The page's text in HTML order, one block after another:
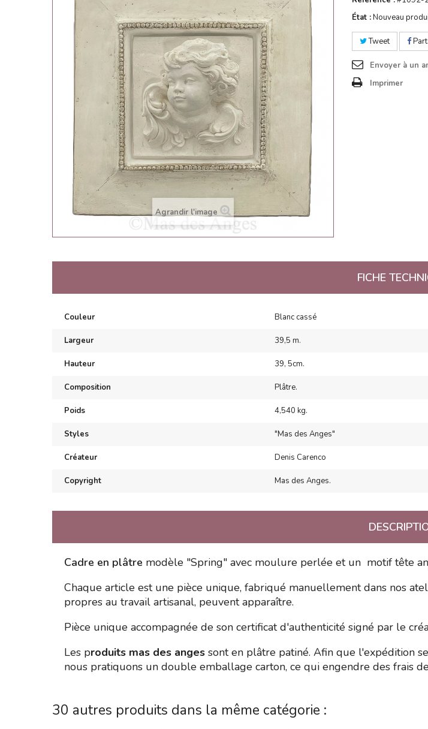
Agrandir l'image
État :Nouveau
Tweet
Envoyer à un
Imprimer
FICHE
Couleur Blanc cassé
Largeur 39,5 m.
Hauteur 39, 5cm.
Composition Plâtre.
Poids 4,540 kg.
Styles "Mas des Anges"
Créateur Denis Carenco
Copyright Mas des Anges.
Cadre en plâtre modèle "Spring" avec moulure perlée et un motif tête
Chaque article est une pièce unique, fabriqué manuellement dans nos
propres au travail artisanal, peuvent apparaître.
Pièce unique accompagnée de son certificat d'authenticité signé par le
Les produits mas des anges sont en plâtre patiné. Afin que l'expédition
nous pratiquons un double emballage carton, ce qui engendre des frais
30 autres produits dans la même catégorie :